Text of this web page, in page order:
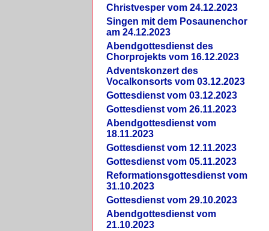
Christvesper vom 24.12.2023
Singen mit dem Posaunenchor
am 24.12.2023
Abendgottesdienst des
Chorprojekts vom 16.12.2023
Adventskonzert des
Vocalkonsorts vom 03.12.2023
Gottesdienst vom 03.12.2023
Gottesdienst vom 26.11.2023
Abendgottesdienst vom
18.11.2023
Gottesdienst vom 12.11.2023
Gottesdienst vom 05.11.2023
Reformationsgottesdienst vom
31.10.2023
Gottesdienst vom 29.10.2023
Abendgottesdienst vom
21.10.2023